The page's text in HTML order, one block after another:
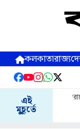
কলকাতারাজ্য
এই
মুহূর্তে